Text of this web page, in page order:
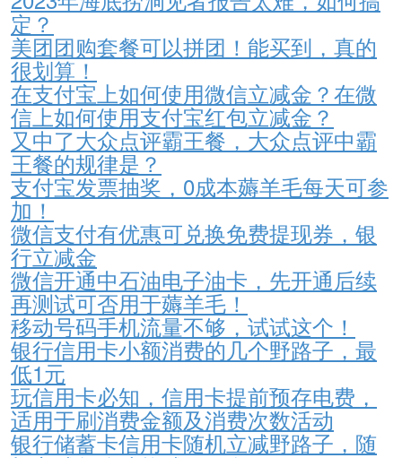
定？
美团团购套餐可以拼团！能买到，真的
很划算！
在支付宝上如何使用微信立减金？在微
信上如何使用支付宝红包立减金？
又中了大众点评霸王餐，大众点评中霸
王餐的规律是？
支付宝发票抽奖，0成本薅羊毛每天可参
加！
微信支付有优惠可兑换免费提现券，银
行立减金
微信开通中石油电子油卡，先开通后续
再测试可否用于薅羊毛！
移动号码手机流量不够，试试这个！
银行信用卡小额消费的几个野路子，最
低1元
玩信用卡必知，信用卡提前预存电费，
适用于刷消费金额及消费次数活动
银行储蓄卡信用卡随机立减野路子，随